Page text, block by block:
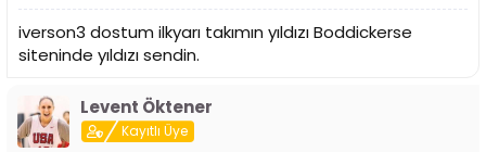
iverson3 dostum ilkyarı takımın yıldızı Boddickerse
siteninde yıldızı sendin.
Levent Öktener
Kayıtlı Üye